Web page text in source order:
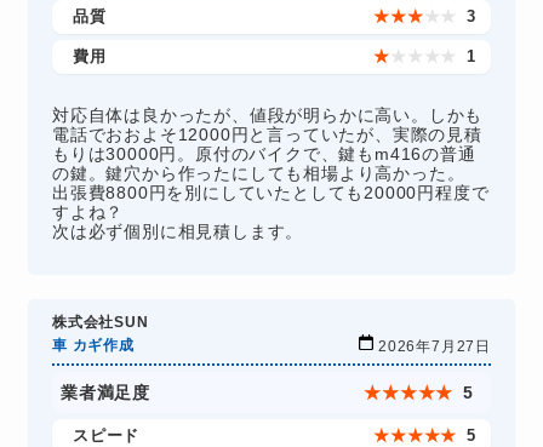
品質 ★★★ ★ ★ 3
費用 ★ ★ ★ ★ ★ 1
対応自体は良かったが、値段が明らかに高い。しかも
電話でおおよそ12000円と言っていたが、実際の見積
もりは30000円。原付のバイクで、鍵もm416の普通
の鍵。鍵穴から作ったにしても相場より高かった。
出張費8800円を別にしていたとしても20000円程度で
すよね？
次は必ず個別に相見積します。
株式会社SUN
車 カギ作成
2026年7月27日
業者満足度 ★★★★★ 5
スピード ★★★★★ 5